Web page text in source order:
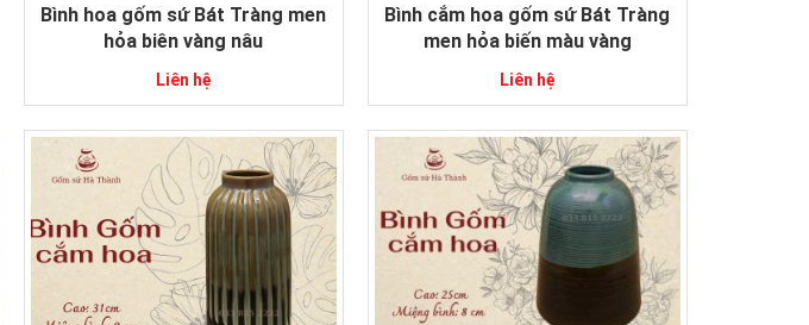
Bình hoa gốm sứ Bát Tràng men
hỏa biên vàng nâu
Liên hệ
Bình cắm hoa gốm sứ Bát Tràng
men hỏa biến màu vàng
Liên hệ